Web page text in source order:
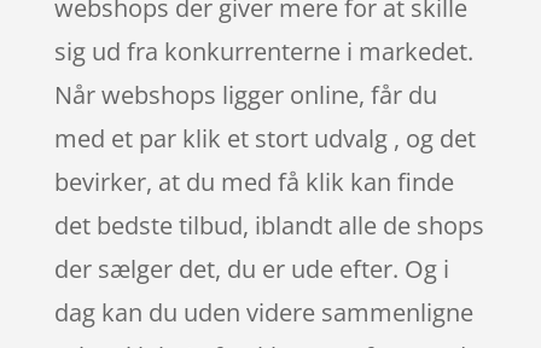
webshops der giver mere for at skille
sig ud fra konkurrenterne i markedet.
Når webshops ligger online, får du
med et par klik et stort udvalg , og det
bevirker, at du med få klik kan finde
det bedste tilbud, iblandt alle de shops
der sælger det, du er ude efter. Og i
dag kan du uden videre sammenligne